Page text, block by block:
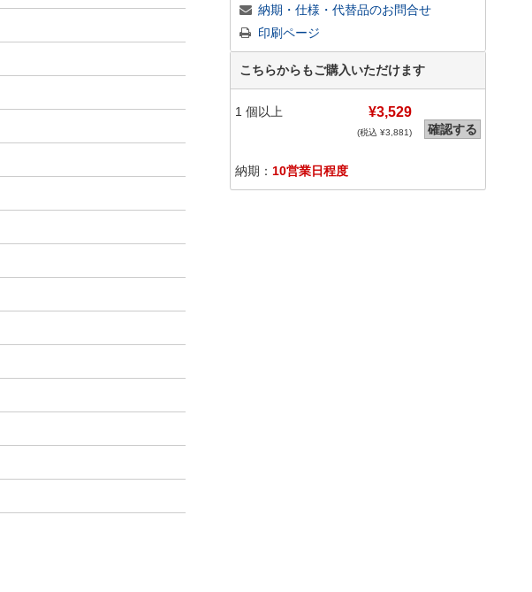
納期・仕様・代替品のお問合せ
印刷ページ
こちらからもご購入いただけます
1 個以上 ¥3,529
(税込 ¥3,881)
納期： 10営業日程度
確認する